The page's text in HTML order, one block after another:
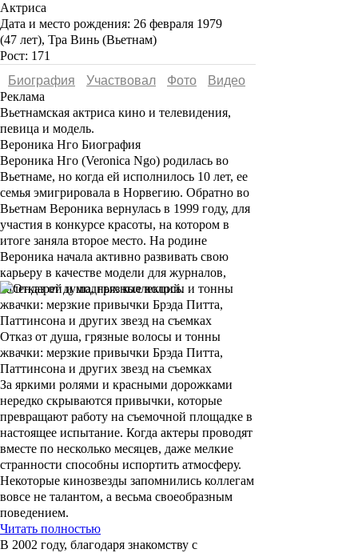
Актриса
Дата и место рождения: 26 февраля 1979
(47 лет), Тра Винь (Вьетнам)
Рост: 171
Биография
Участвовал Фото
Видеo
Реклама
Вьетнамская актриса кино и телевидения,
певица и модель.
Вероника Нго Биография
Вероника Нго (Veronica Ngo) родилась во
Вьетнаме, но когда ей исполнилось 10 лет, ее
семья эмигрировала в Норвегию. Обратно во
Вьетнам Вероника вернулась в 1999 году, для
участия в конкурсе красоты, на котором в
итоге заняла второе место. На родине
Вероника начала активно развивать свою
карьеру в качестве модели для журналов,
календарей и модных коллекций.
Отказ от душа, грязные волосы и тонны
жвачки: мерзкие привычки Брэда Питта,
Паттинсона и других звезд на съемках
За яркими ролями и красными дорожками
нередко скрываются привычки, которые
превращают работу на съемочной площадке в
настоящее испытание. Когда актеры проводят
вместе по несколько месяцев, даже мелкие
странности способны испортить атмосферу.
Некоторые кинозвезды запомнились коллегам
вовсе не талантом, а весьма своеобразным
поведением.
Читать полностью
В 2002 году, благодаря знакомству с